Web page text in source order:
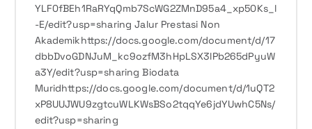
YLF0fBEh1RaRYqQmb7ScWG2ZMnD95a4_xp50Ks_l
-E/edit?usp=sharing Jalur Prestasi Non
Akademikhttps://docs.google.com/document/d/17
dbbDvoGDNJuM_kc9ozfM3hHpLSX3lPb265dPyuW
a3Y/edit?usp=sharing Biodata
Muridhttps://docs.google.com/document/d/1uQT2
xP8UUJWU9zgtcuWLKWsBSo2tqqYe6jdYUwhC5Ns/
edit?usp=sharing